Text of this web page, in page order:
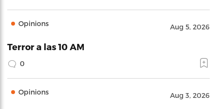
Opinions Aug 5, 2026
Terror a las 10 AM
0
Opinions Aug 3, 2026